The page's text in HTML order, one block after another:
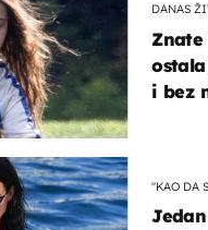
DANAS
i bez
"KAO DA